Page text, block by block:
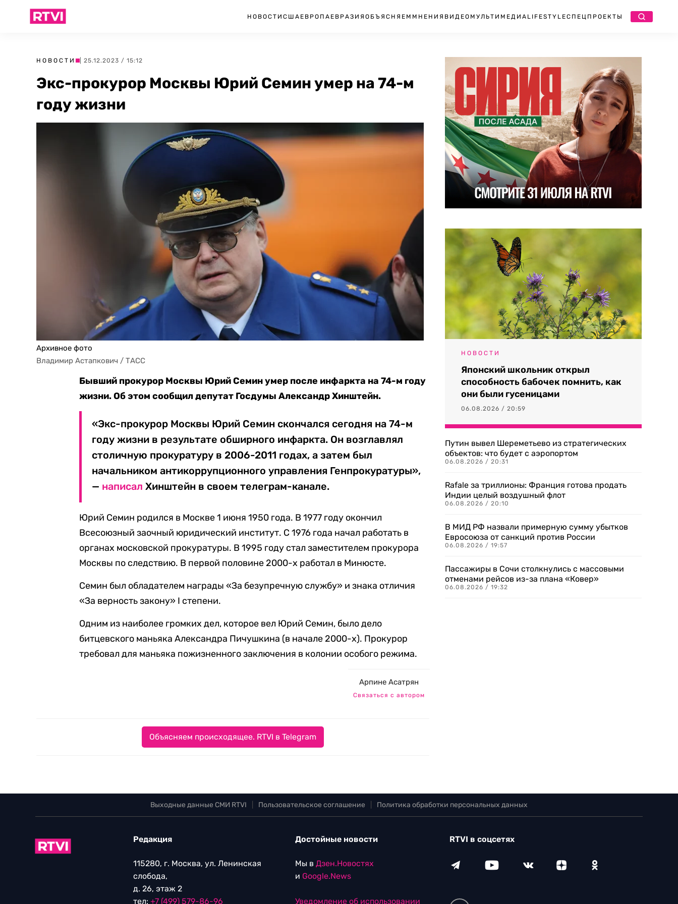
НОВОСТИ США ЕВРОПА ЕВРАЗИЯ ОБЪЯСНЯЕМ МНЕНИЯ ВИДЕО МУЛЬТИМЕДИА LIFESTYLEСПЕЦПРОЕКТЫ
НОВОСТИ | 25.12.2023 / 15:12
Экс-прокурор Москвы Юрий Семин умер на 74-м
году жизни
Архивное фото
Владимир Астапкович / ТАСС
Бывший прокурор Москвы Юрий Семин умер после инфаркта на 74-м году
жизни. Об этом сообщил депутат Госдумы Александр Хинштейн.
«Экс-прокурор Москвы Юрий Семин скончался сегодня на 74-м
году жизни в результате обширного инфаркта. Он возглавлял
столичную прокуратуру в 2006-2011 годах, а затем был
начальником антикоррупционного управления Генпрокуратуры»,
— написал Хинштейн в своем телеграм-канале.
Юрий Семин родился в Москве 1 июня 1950 года. В 1977 году окончил
Всесоюзный заочный юридический институт. С 1976 года начал работать в
органах московской прокуратуры. В 1995 году стал заместителем прокурора
Москвы по следствию. В первой половине 2000-х работал в Минюсте.
Семин был обладателем награды «За безупречную службу» и знака отличия
«За верность закону» I степени.
Одним из наиболее громких дел, которое вел Юрий Семин, было дело
битцевского маньяка Александра Пичушкина (в начале 2000-х). Прокурор
требовал для маньяка пожизненного заключения в колонии особого режима.
Арпине Асатрян
Связаться с автором
Объясняем происходящее. RTVI в Telegram
НОВОСТИ
Японский школьник открыл
способность бабочек помнить, как
они были гусеницами
06.08.2026 / 20:59
Путин вывел Шереметьево из стратегических
объектов: что будет с аэропортом
06.08.2026 / 20:31
Rafale за триллионы: Франция готова продать
Индии целый воздушный флот
06.08.2026 / 20:10
В МИД РФ назвали примерную сумму убытков
Евросоюза от санкций против России
06.08.2026 / 19:57
Пассажиры в Сочи столкнулись с массовыми
отменами рейсов из-за плана «Ковер»
06.08.2026 / 19:32
Выходные данные СМИ RTVI Пользовательское соглашение Политика обработки персональных данных
Редакция
115280, г. Москва, ул. Ленинская
слобода,
д. 26, этаж 2
тел: +7 (499) 579-86-96
Достойные новости
Мы в Дзен.Новостях
и Google.News
Уведомление об использовании
RTVI в соцсетях